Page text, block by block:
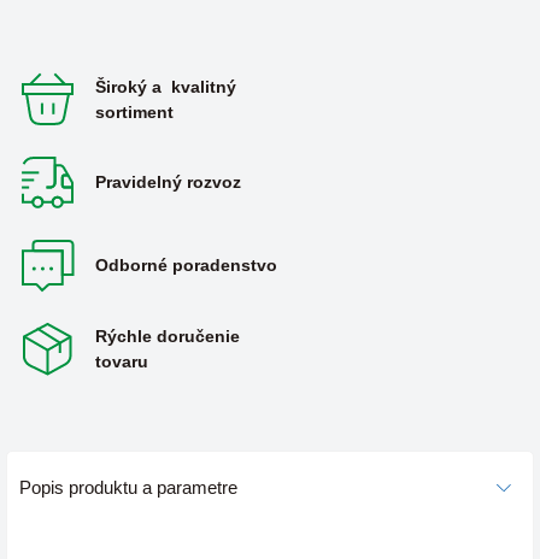
Široký a kvalitný
sortiment
Pravidelný rozvoz
Odborné poradenstvo
Rýchle doručenie
tovaru
Popis produktu a parametre